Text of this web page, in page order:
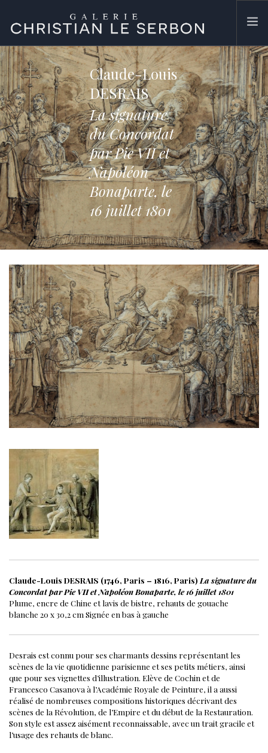
ACCUEIL
ŒUVRES
GALERIE
CONTACT
SEARCH SITE
Claude-Louis
DESRAIS
La signature
du Concordat
par Pie VII et
Napoléon
Bonaparte, le
16 juillet 1801
Claude-Louis DESRAIS (1746, Paris – 1816, Paris) La signature du
Concordat par Pie VII et Napoléon Bonaparte, le 16 juillet 1801
Plume, encre de Chine et lavis de bistre, rehauts de gouache
blanche 20 x 30,2 cm Signée en bas à gauche
Desrais est connu pour ses charmants dessins représentant les
scènes de la vie quotidienne parisienne et ses petits métiers, ainsi
que pour ses vignettes d’illustration. Elève de Cochin et de
Francesco Casanova à l’Académie Royale de Peinture, il a aussi
réalisé de nombreuses compositions historiques décrivant des
scènes de la Révolution, de l’Empire et du début de la Restauration.
Son style est assez aisément reconnaissable, avec un trait gracile et
l’usage des rehauts de blanc.